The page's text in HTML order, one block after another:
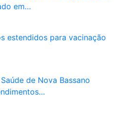
em…
estendidos para vacinação
de Nova Bassano